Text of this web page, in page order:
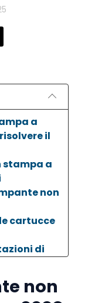
a
il
stampa a
non
cartucce
di
lenon